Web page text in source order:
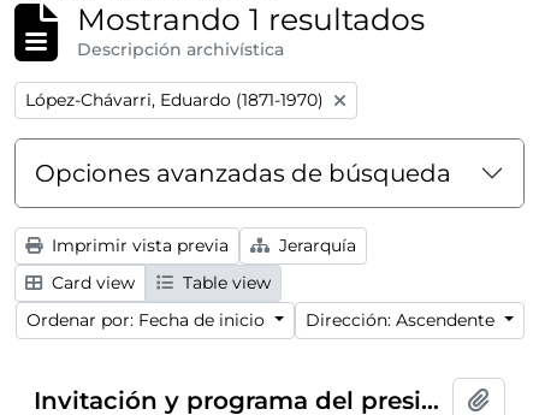
Mostrando 1 resultados
Descripción archivística
Remove filter:
López-Chávarri, Eduardo (1871-1970)
Opciones avanzadas de búsqueda
Imprimir vista previa
Jerarquía
Card view
Table view
Ordenar por: Fecha de inicio
Dirección: Ascendente
Invitación y programa del presidente del Ateneo de Madrid al conferencia-concierto dentro del ciclo